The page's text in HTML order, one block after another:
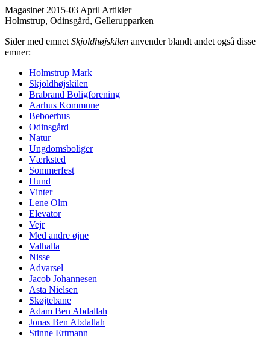
Magasinet 2015-03 April Artikler
Holmstrup, Odinsgård, Gellerupparken
Sider med emnet Skjoldhøjskilen anvender blandt andet også disse
emner:
Holmstrup Mark
Skjoldhøjskilen
Brabrand Bolig­forening
Aarhus Kommune
Beboerhus
Odinsgård
Natur
Ungdomsboliger
Værksted
Sommerfest
Hund
Vinter
Lene Olm
Elevator
Vejr
Med andre øjne
Valhalla
Nisse
Advarsel
Jacob Johannesen
Asta Nielsen
Skøjtebane
Adam Ben Abdallah
Jonas Ben Abdallah
Stinne Ertmann